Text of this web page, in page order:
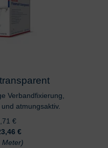
Verbandfixierung,
atmungsaktiv.
€
€
Meter)